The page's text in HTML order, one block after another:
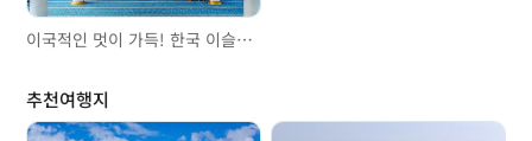
이국적인 멋이 가득! 한국 이슬람 부산성원
추천여행지